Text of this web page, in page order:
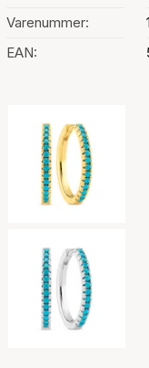
Varenummer:
EAN: